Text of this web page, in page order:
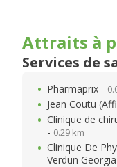
Attraits à
Services de
Pharmaprix -
Jean Coutu
Clinique de
- 0.29 km
Clinique De
Verdun